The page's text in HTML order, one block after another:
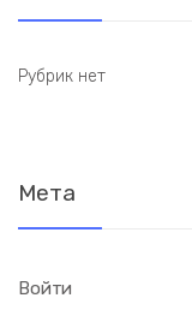
Рубрик нет
Мета
Войти